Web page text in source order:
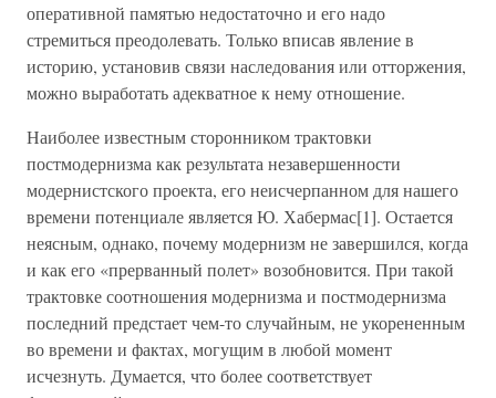
оперативной памятью недостаточно и его надо
стремиться преодолевать. Только вписав явление в
историю, установив связи наследования или отторжения,
можно выработать адекватное к нему отношение.
Наиболее известным сторонником трактовки
постмодернизма как результата незавершенности
модернистского проекта, его неисчерпанном для нашего
времени потенциале является Ю. Хабермас[1]. Остается
неясным, однако, почему модернизм не завершился, когда
и как его «прерванный полет» возобновится. При такой
трактовке соотношения модернизма и постмодернизма
последний предстает чем-то случайным, не укорененным
во времени и фактах, могущим в любой момент
исчезнуть. Думается, что более соответствует